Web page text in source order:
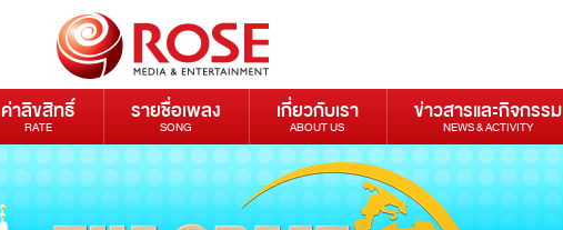
ค่าลิขสิทธิ์
RATE
รายชื่อเพลง
SONG
เกี่ยวกับเรา
ABOUT US
ข่าวสารและกิจกรรม
NEWS & ACTIVITY